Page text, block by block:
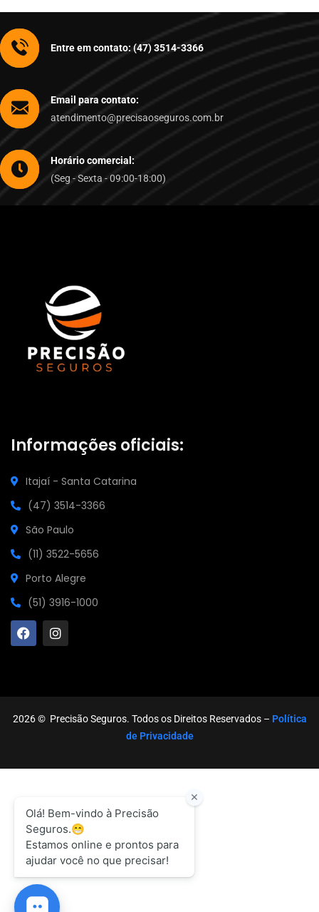
Entre em contato: (47) 3514-3366
Email para contato:
atendimento@precisaoseguros.com.br
Horário comercial:
(Seg - Sexta - 09:00-18:00)
Informações oficiais:
Itajaí - Santa Catarina
(47) 3514-3366
São Paulo
(11) 3522-5656
Porto Alegre
(51) 3916-1000
2026© Precisão Seguros. Todos os Direitos Reservados – Política
de Privacidade